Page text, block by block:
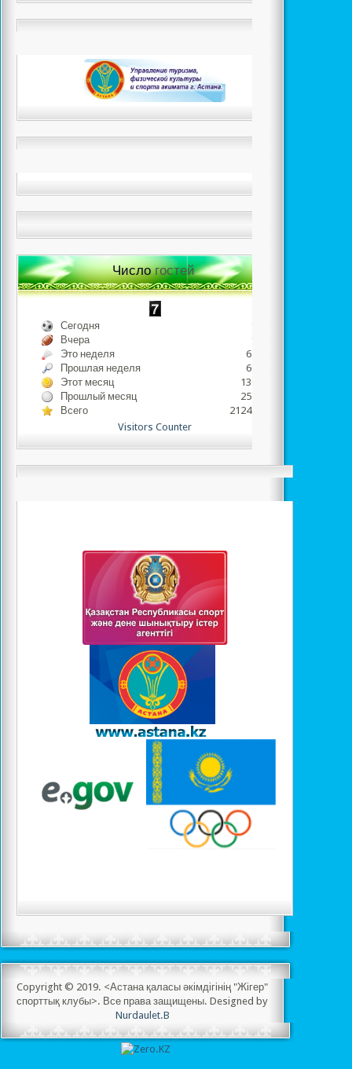
Числогостей
Сегодня
967
Вчера
950
Это неделя
6757
Прошлая неделя
6091
Этот месяц
13643
Прошлый месяц
25130
Всего
2124741
Visitors Counter
Copyright © 2019. <Астана қаласы әкімдігінің "Жігер"
спорттық клубы>. Все права защищены. Designed by
Nurdaulet.B